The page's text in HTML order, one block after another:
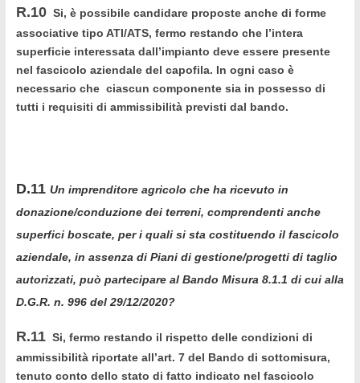
R.10 Si, è possibile candidare proposte anche di forme
associative tipo ATI/ATS, fermo restando che l’intera
superficie interessata dall’impianto deve essere presente
nel fascicolo aziendale del capofila. In ogni caso è
necessario che ciascun componente sia in possesso di
tutti i requisiti di ammissibilità previsti dal bando.
D.11 Un imprenditore agricolo che ha ricevuto in
donazione/conduzione dei terreni, comprendenti anche
superfici boscate, per i quali si sta costituendo il fascicolo
aziendale, in assenza di Piani di gestione/progetti di taglio
autorizzati, può partecipare al Bando Misura 8.1.1 di cui alla
D.G.R. n. 996 del 29/12/2020?
R.11 Si, fermo restando il rispetto delle condizioni di
ammissibilità riportate all’art. 7 del Bando di sottomisura,
tenuto conto dello stato di fatto indicato nel fascicolo